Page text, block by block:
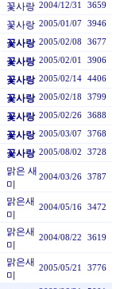
꽃사랑 2004/12/31 3659
꽃사랑 2005/01/07 3946
꽃사랑 2005/02/08 3677
꽃사랑 2005/02/01 3906
꽃사랑 2005/02/14 4406
꽃사랑 2005/02/18 3799
꽃사랑 2005/02/26 3688
꽃사랑 2005/03/07 3768
꽃사랑 2005/08/02 3728
맑은 새
미
2004/03/26 3787
맑은새
미
2004/05/16 3472
맑은새
미
2004/08/22 3619
맑은새
미
2005/05/21 3776